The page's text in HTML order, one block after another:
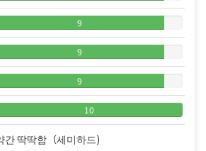
9
9
9
10
간 딱딱함（세미하드)